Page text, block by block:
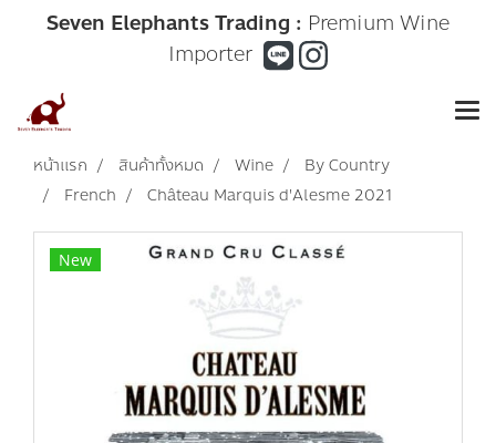
Seven Elephants Trading : Premium Wine
Importer
หน้าแรก สินค้าทั้งหมด Wine
By Country
French
Château Marquis d'Alesme 2021
New